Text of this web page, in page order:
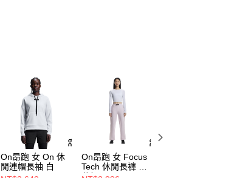
On昂跑 女 On 休
閒連帽長袖 白
On昂跑 女 Focus
Tech 休閒長褲 蘭